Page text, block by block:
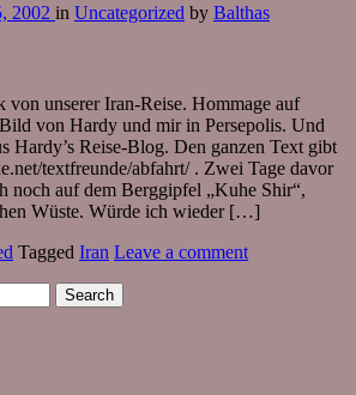
2002 in Uncategorized by Balthas
von unserer Iran-Reise. Hommage auf
von Hardy und mir in Persepolis. Und
Hardy’s Reise-Blog. Den ganzen Text gibt
textfreunde/abfahrt/ . Zwei Tage davor
noch auf dem Berggipfel „Kuhe Shir“,
Wüste. Würde ich wieder […]
Tagged Iran Leave a comment